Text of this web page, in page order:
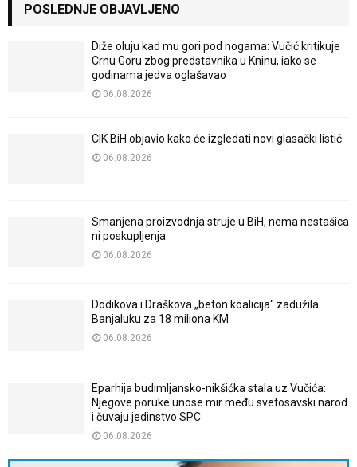
POSLEDNJE OBJAVLJENO
Diže oluju kad mu gori pod nogama: Vučić kritikuje
Crnu Goru zbog predstavnika u Kninu, iako se
godinama jedva oglašavao
06.08.2026
CIK BiH objavio kako će izgledati novi glasački listić
06.08.2026
Smanjena proizvodnja struje u BiH, nema nestašica
ni poskupljenja
06.08.2026
Dodikova i Draškova „beton koalicija“ zadužila
Banjaluku za 18 miliona KM
06.08.2026
Eparhija budimljansko-nikšićka stala uz Vučića:
Njegove poruke unose mir među svetosavski narod
i čuvaju jedinstvo SPC
06.08.2026